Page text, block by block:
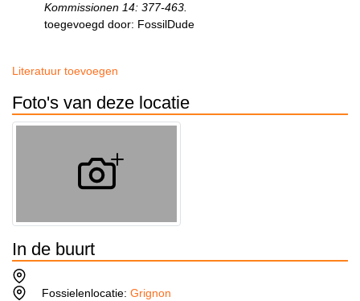
Kommissionen 14: 377-463.
toegevoegd door: FossilDude
Literatuur toevoegen
Foto's van deze locatie
In de buurt
Fossielenlocatie:Grignon